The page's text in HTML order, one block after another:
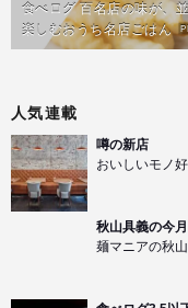
食べログ 百名店の味が、
楽しむおうち名店ごはん
人気連載
噂の新店
おいしいモノ
秋山具義の今
麺マニアの秋